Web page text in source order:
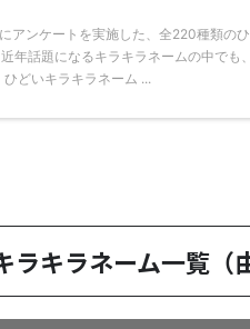
アンケートを実施した、全220種類の
年話題になるキラキラネームの中でも
ひどいキラキラネーム ...
ラキラネーム一覧（